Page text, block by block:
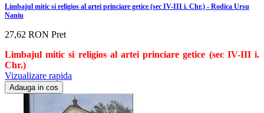
Limbajul mitic si religios al artei princiare getice (sec IV-III i. Chr.) - Rodica Ursu
Naniu
27,62 RON Pret
Limbajul mitic si religios al artei princiare getice (sec IV-III i.
Chr.)
Vizualizare rapida
Adauga in cos